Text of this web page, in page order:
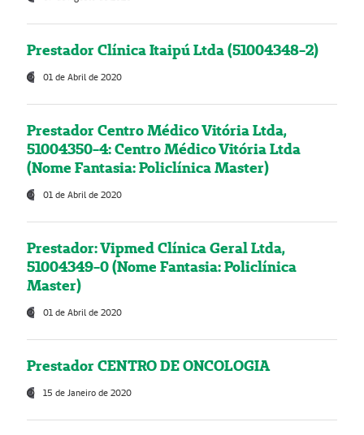
Prestador Clínica Itaipú Ltda (51004348-2)
01 de Abril de 2020
Prestador Centro Médico Vitória Ltda,
51004350-4: Centro Médico Vitória Ltda
(Nome Fantasia: Policlínica Master)
01 de Abril de 2020
Prestador: Vipmed Clínica Geral Ltda,
51004349-0 (Nome Fantasia: Policlínica
Master)
01 de Abril de 2020
Prestador CENTRO DE ONCOLOGIA
15 de Janeiro de 2020